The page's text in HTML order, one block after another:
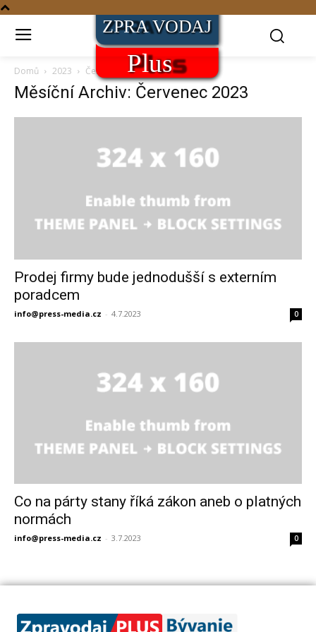
Domů 2023 Červenec
Měsíční Archiv: Červenec 2023
Prodej firmy bude jednodušší s externím
poradcem
info@press-media.cz - 4.7.2023 0
Co na párty stany říká zákon aneb o platných
normách
info@press-media.cz - 3.7.2023 0